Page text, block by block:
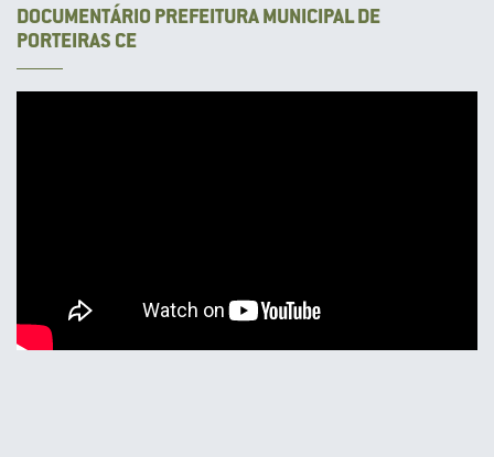
DOCUMENTÁRIO PREFEITURA MUNICIPAL DE
PORTEIRAS CE